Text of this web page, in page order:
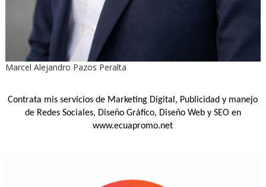
Marcel Alejandro Pazos Peralta
Contrata mis servicios de Marketing Digital, Publicidad y manejo
de Redes Sociales, Diseño Gráfico, Diseño Web y SEO en
www.ecuapromo.net